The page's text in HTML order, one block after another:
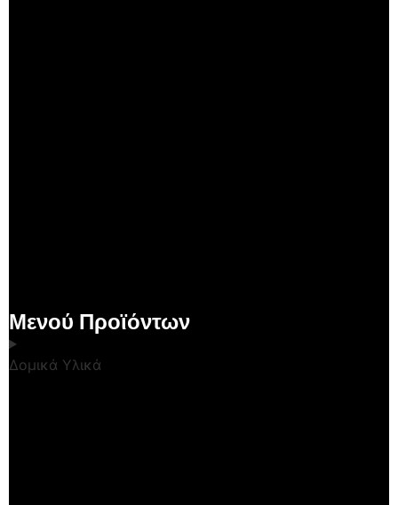
Μενού Προϊόντων
Δομικά Υλικά